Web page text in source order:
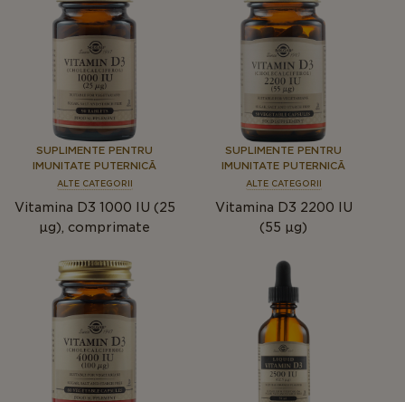
SUPLIMENTE PENTRU
IMUNITATE PUTERNICĂ
ALTE CATEGORII
Vitamina D3 1000 IU (25
μg), comprimate
SUPLIMENTE PENTRU
IMUNITATE PUTERNICĂ
ALTE CATEGORII
Vitamina D3 2200 IU
(55 µg)